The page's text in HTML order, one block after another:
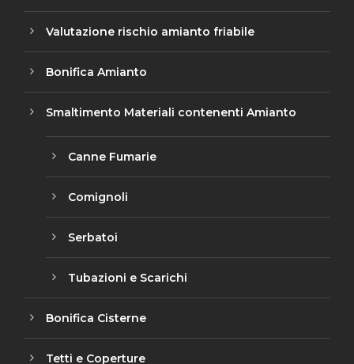
Valutazione rischio amianto friabile
Bonifica Amianto
Smaltimento Materiali contenenti Amianto
Canne Fumarie
Comignoli
Serbatoi
Tubazioni e Scarichi
Bonifica Cisterne
Tetti e Coperture